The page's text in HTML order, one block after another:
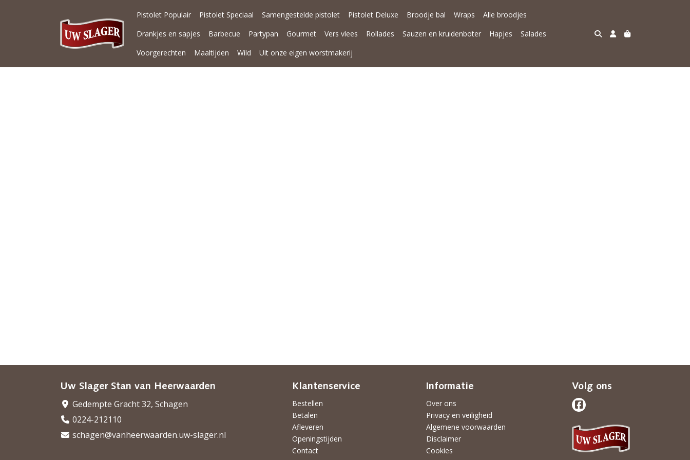
Pistolet Populair Pistolet Speciaal Samengestelde pistolet Pistolet Deluxe Broodje bal Wraps
Alle broodjes
Drankjes en sapjes
Barbecue Partypan Gourmet Vers vlees Rollades Sauzen en kruidenboter Hapjes
Salades
Voorgerechten
Maaltijden Wild Uit onze eigen worstmakerij
Uw Slager Stan van Heerwaarden
Gedempte Gracht 32, Schagen
0224-212110
schagen@vanheerwaarden.uw-slager.nl
Klantenservice
Bestellen
Betalen
Afleveren
Openingstijden
Contact
Informatie
Over ons
Privacy en veiligheid
Algemene voorwaarden
Disclaimer
Cookies
Volg ons